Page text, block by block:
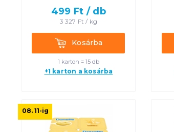
499 Ft / db
3 327 Ft / kg
KosárbaKosárba
1 karton = 15 db
+1 karton a kosárba
08. 11-ig